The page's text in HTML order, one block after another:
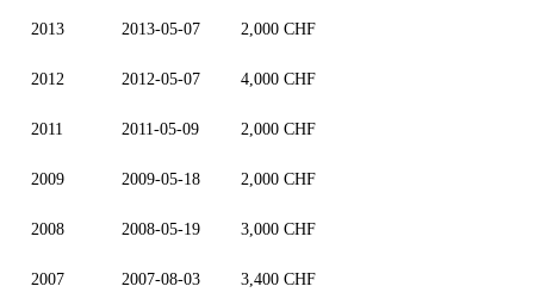
2013 2013-05-07 2,000 CHF
2012 2012-05-07 4,000 CHF
2011 2011-05-09 2,000 CHF
2009 2009-05-18 2,000 CHF
2008 2008-05-19 3,000 CHF
2007 2007-08-03 3,400 CHF